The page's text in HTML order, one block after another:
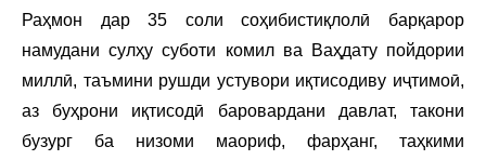
Раҳмон дар 35 соли соҳибистиқлолӣ барқарор
намудани сулҳу суботи комил ва Ваҳдату пойдории
миллӣ, таъмини рушди устувори иқтисодиву иҷтимоӣ,
аз буҳрони иқтисодӣ баровардани давлат, такони
бузург ба низоми маориф, фарҳанг, таҳкими